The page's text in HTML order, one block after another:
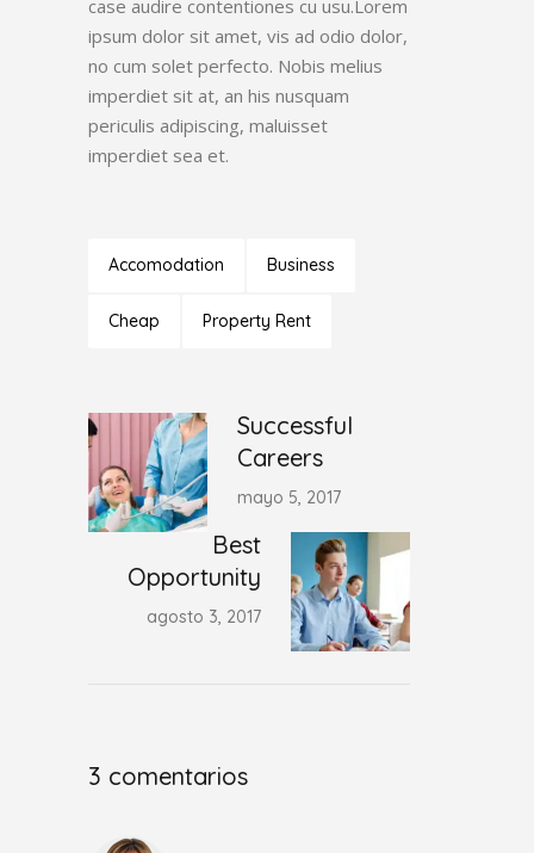
case audire contentiones cu usu.Lorem
ipsum dolor sit amet, vis ad odio dolor,
no cum solet perfecto. Nobis melius
imperdiet sit at, an his nusquam
periculis adipiscing, maluisset
imperdiet sea et.
Accomodation Business
Cheap Property Rent
Successful
Careers
mayo 5, 2017
Best
Opportunity
agosto 3, 2017
3 comentarios